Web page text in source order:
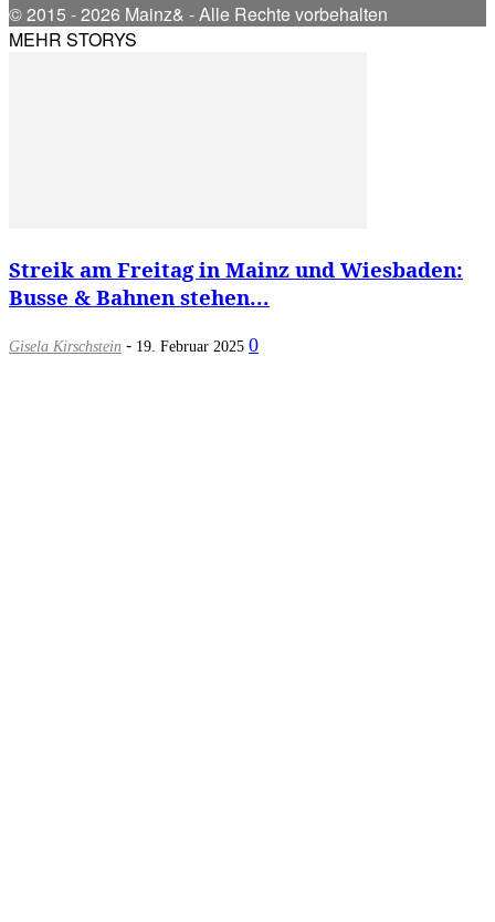
© 2015 - 2026 Mainz& - Alle Rechte vorbehalten
MEHR STORYS
Streik am Freitag in Mainz und Wiesbaden:
Busse & Bahnen stehen...
Gisela Kirschstein - 19. Februar 2025 0